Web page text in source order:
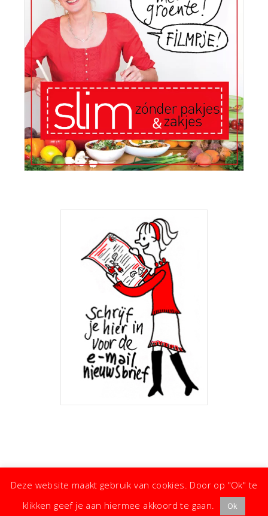
Deze website maakt gebruik van cookies. Door op "Ok" te
klikken geef je aan hiermee akkoord te gaan.
Ok